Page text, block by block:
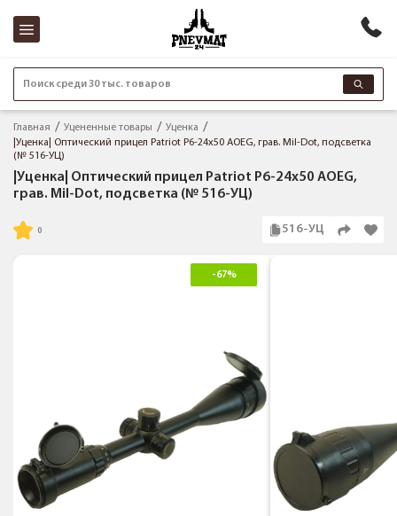
Поиск среди 30 тыс. товаров
Главная Уцененные товары
Уценка
|Уценка| Оптический прицел Patriot P6-24x50 AOEG, грав. Mil-Dot, подсветка
(№ 516-УЦ)
|Уценка| Оптический прицел Patriot P6-24x50 AOEG,
грав. Mil-Dot, подсветка (№ 516-УЦ)
516-УЦ
-67%